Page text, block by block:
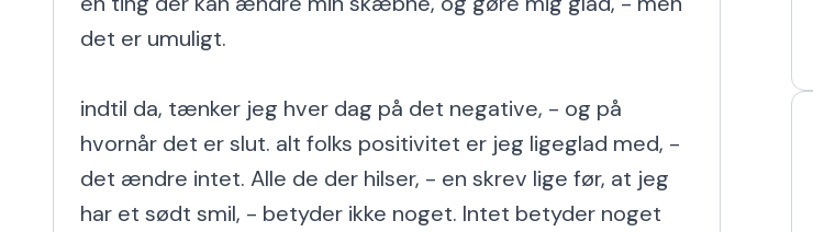
det er umuligt.
indtil da, tænker jeg hver dag på det negative, - og på
hvornår det er slut. alt folks positivitet er jeg ligeglad med, -
det ændre intet. Alle de der hilser, - en skrev lige før, at jeg
har et sødt smil, - betyder ikke noget. Intet betyder noget